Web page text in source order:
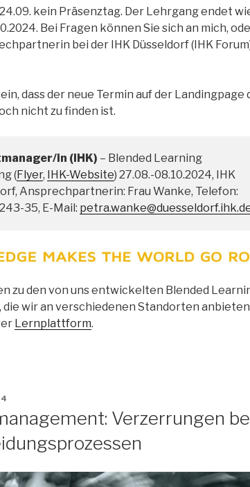
kein Präsenztag. Der Lehrgang endet
Bei Fragen können Sie sich an mich,
bei der IHK Düsseldorf (IHK
dass der neue Termin auf der Landingpage
nicht zu finden ist.
in (IHK) – Blended Learning
(Flyer, IHK-Website) 27.08.-08.10.2024, IHK
Ansprechpartnerin: Frau Wanke, Telefon:
35, E-Mail:
zu den von uns entwickelten Blended
die wir an verschiedenen Standorten
Lernplattform.
Verzerrungen